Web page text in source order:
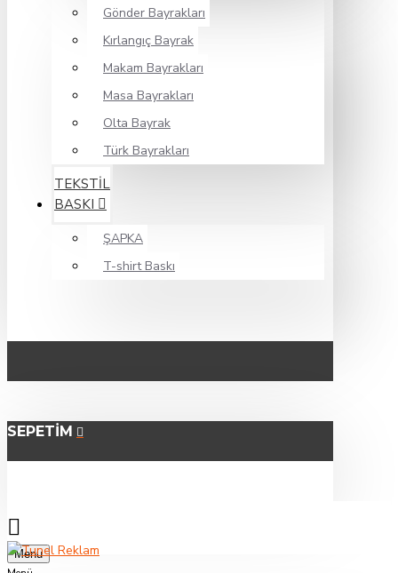
Gönder Bayrakları
Kırlangıç Bayrak
Makam Bayrakları
Masa Bayrakları
Olta Bayrak
Türk Bayrakları
TEKSTİL
BASKI
ŞAPKA
T-shirt Baskı
SEPETIM
Menu